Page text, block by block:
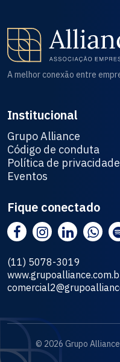
A melhor conexão entre
Institucional
Grupo Alliance
Código de conduta
Política de privacidade
Eventos
Fique conectado
(11) 5078-3019
© 2026 Grupo